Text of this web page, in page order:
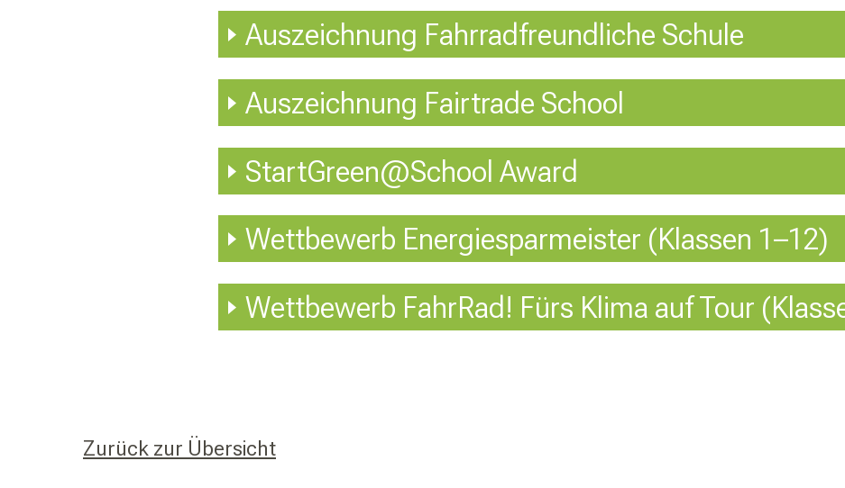
Auszeichnung Fahrradfreundliche Schule
Auszeichnung Fairtrade School
StartGreen@School Award
Wettbewerb Energiesparmeister (Klassen 1–12)
Wettbewerb FahrRad! Fürs Klima auf Tour
Zurück zur Übersicht